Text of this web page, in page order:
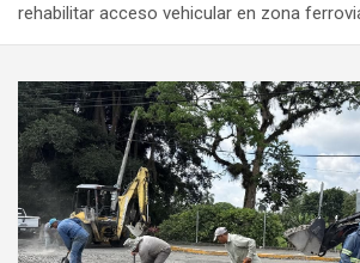
rehabilitar acceso vehicular en zona